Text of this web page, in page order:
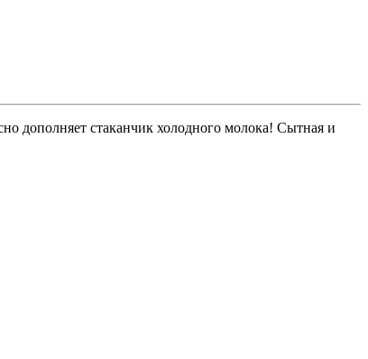
дополняет стаканчик холодного молока! Сытная и